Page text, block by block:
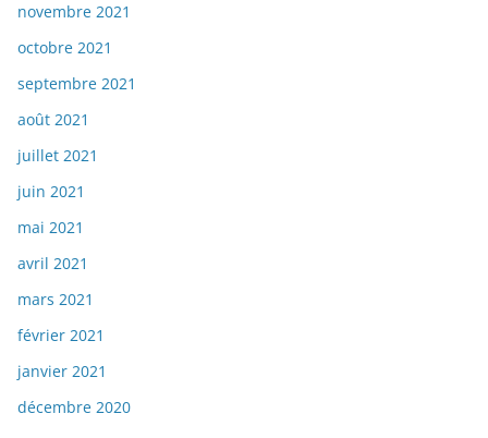
novembre 2021
octobre 2021
septembre 2021
août 2021
juillet 2021
juin 2021
mai 2021
avril 2021
mars 2021
février 2021
janvier 2021
décembre 2020